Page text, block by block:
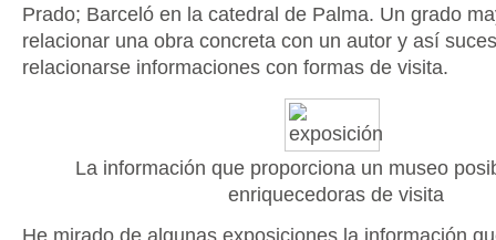
Prado; Barceló en la catedral de Palma. Un grado
relacionar una obra concreta con un autor y así
relacionarse informaciones con formas de visita.
La información que proporciona un museo
enriquecedoras de visita
He mirado de algunas exposiciones la información